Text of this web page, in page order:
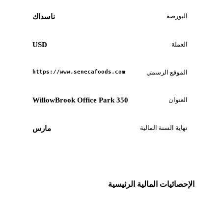
البورصة ناسداك
العملة USD
الموقع الرسمي https://www.senecafoods.com
العنوان 350 WillowBrook Office Park
نهاية السنة المالية مارس
الإحصائيات المالية الرئيسية